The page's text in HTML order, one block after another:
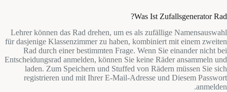
Was Ist Zufallsgenerator Rad?
Lehrer können das Rad drehen, um es als zufällige Namensauswahl
für dasjenige Klassenzimmer zu haben, kombiniert mit einem zweiten
Rad durch einer bestimmten Frage. Wenn Sie einander nicht bei
Entscheidungsrad anmelden, können Sie keine Räder ansammeln und
laden. Zum Speichern und Stuffed von Rädern müssen Sie sich
registrieren und mit Ihrer E-Mail-Adresse und Diesem Passwort
anmelden.